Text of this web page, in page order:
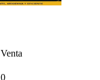
Venta
0